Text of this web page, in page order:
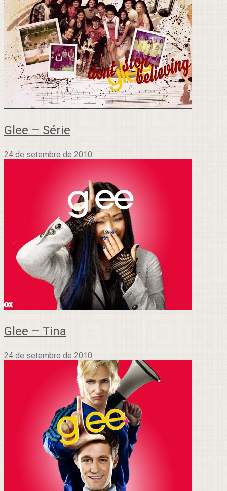
Glee – Série
24 de setembro de 2010
Glee – Tina
24 de setembro de 2010